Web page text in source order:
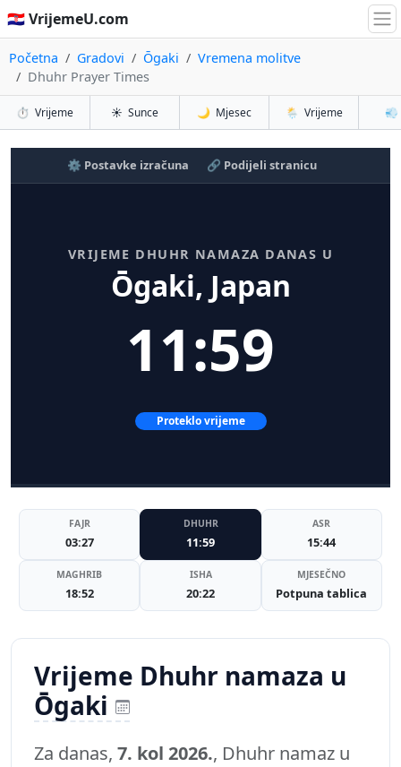
🇭🇷 VrijemeU.com
Početna Gradovi Ōgaki
Vremena molitve
Dhuhr Prayer Times
⏱️ Vrijeme ☀️ Sunce 🌙 Mjesec 🌦️ Vrijeme 💨
⚙️ Postavke izračuna 🔗 Podijeli stranicu
VRIJEME DHUHR NAMAZA DANAS U
Ōgaki, Japan
11:59
Proteklo vrijeme
FAJR
03:27
DHUHR
11:59
ASR
15:44
MAGHRIB
18:52
ISHA
20:22
MJESEČNO
Potpuna tablica
Vrijeme Dhuhr namaza u
Ōgaki
Za danas, 7. kol 2026., Dhuhr namaz u